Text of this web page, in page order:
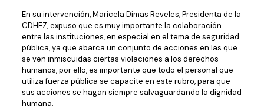
En su intervención, Maricela Dimas Reveles, Presidenta de la
CDHEZ, expuso que es muy importante la colaboración
entre las instituciones, en especial en el tema de seguridad
pública, ya que abarca un conjunto de acciones en las que
se ven inmiscuidas ciertas violaciones a los derechos
humanos, por ello, es importante que todo el personal que
utiliza fuerza pública se capacite en este rubro, para que
sus acciones se hagan siempre salvaguardando la dignidad
humana.